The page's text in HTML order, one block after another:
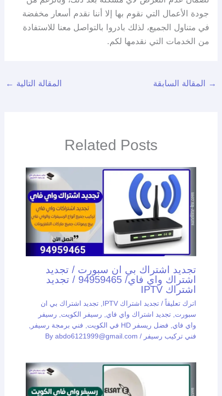
جودة الأعمال التي نقوم بها إلا أننا نقدم أسعار مخفضة
في متناول الجميع، لذلك بادروا بالتواصل معنا للاستفادة
من الخدمات التي نقدمها لكم.
→ المقالة السابقة المقالة التالية ←
Related Posts
تجديد اشتراك بي ان سبورت / تجديد
اشتراك واي فاي/ 94959465 / تجديد
اشتراك IPTV
اترك تعليقاً / تجديد اشتراك IPTV , تجديد اشتراك بي ان
سبورت, تجديد اشتراك واي فاي, رسيفر الكويت, رسيفر
واي فاي, فضل ريسفر HD في الكويت , فني برمجة رسيفر ,
فني تركيب رسيفر / By
abdo6121999@gmail.com